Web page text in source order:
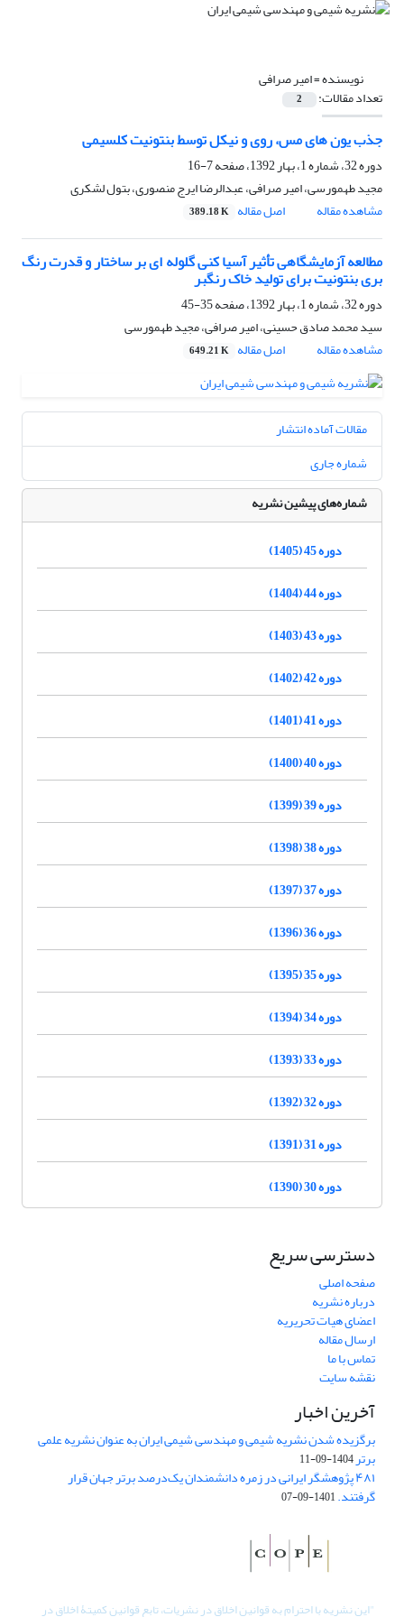
نویسنده =امیر صرافی
تعداد مقالات: 2
جذب یون های مس، روی و نیکل توسط بنتونیت کلسیمی
دوره 32، شماره 1، بهار 1392، صفحه
7-16
مجید طهمورسی، امیر صرافی، عبدالرضا ایرج منصوری، بتول لشکری
مشاهده مقاله
اصل مقاله 389.18 K
مطالعه آزمایشگاهی تأثیر آسیا کنی گلوله ای بر ساختار و قدرت رنگ
بری بنتونیت برای تولید خاک رنگبر
دوره 32، شماره 1، بهار 1392، صفحه
35-45
سید محمد صادق حسینی، امیر صرافی، مجید طهمورسی
مشاهده مقاله
اصل مقاله 649.21 K
مقالات آماده انتشار
شماره جاری
شماره‌های پیشین نشریه
دوره 45 (1405)
دوره 44 (1404)
دوره 43 (1403)
دوره 42 (1402)
دوره 41 (1401)
دوره 40 (1400)
دوره 39 (1399)
دوره 38 (1398)
دوره 37 (1397)
دوره 36 (1396)
دوره 35 (1395)
دوره 34 (1394)
دوره 33 (1393)
دوره 32 (1392)
دوره 31 (1391)
دوره 30 (1390)
دسترسی سریع
صفحه اصلی
درباره نشریه
اعضای هیات تحریریه
ارسال مقاله
تماس با ما
نقشه سایت
آخرین اخبار
برگزیده شدن نشریه شیمی و مهندسی شیمی ایران به عنوان نشریه علمی
برتر1404-09-11
۴۸۱ پژوهشگر ایرانی در زمره دانشمندان یک‌درصد برتر جهان قرار
گرفتند.1401-09-07
"این نشریه با احترام به قوانین اخلاق در نشریات، تابع قوانین کمیتۀ اخلاق در